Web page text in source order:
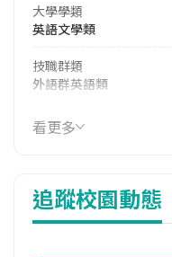
大學學類
英語文學類
技職群類
外語群英語類
114年學費
39,956 元/學期
12,588 元/學期
114年註冊率
看更多
追蹤校園動態